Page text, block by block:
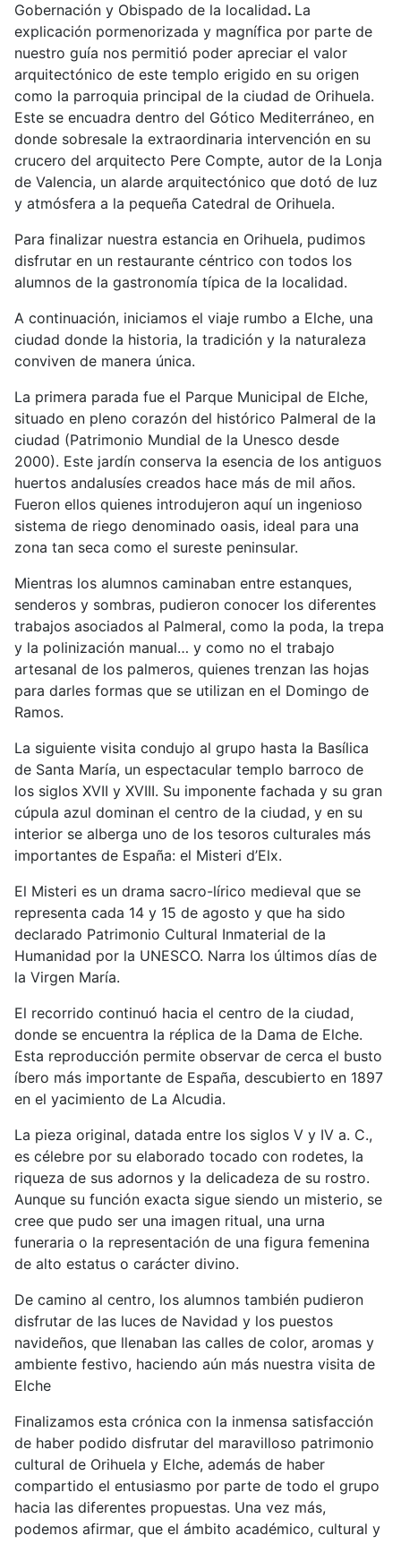
Gobernación y Obispado de la localidad. La
explicación pormenorizada y magnífica por parte de
nuestro guía nos permitió poder apreciar el valor
arquitectónico de este templo erigido en su origen
como la parroquia principal de la ciudad de Orihuela.
Este se encuadra dentro del Gótico Mediterráneo, en
donde sobresale la extraordinaria intervención en su
crucero del arquitecto Pere Compte, autor de la Lonja
de Valencia, un alarde arquitectónico que dotó de luz
y atmósfera a la pequeña Catedral de Orihuela.
Para finalizar nuestra estancia en Orihuela, pudimos
disfrutar en un restaurante céntrico con todos los
alumnos de la gastronomía típica de la localidad.
A continuación, iniciamos el viaje rumbo a Elche, una
ciudad donde la historia, la tradición y la naturaleza
conviven de manera única.
La primera parada fue el Parque Municipal de Elche,
situado en pleno corazón del histórico Palmeral de la
ciudad (Patrimonio Mundial de la Unesco desde
2000). Este jardín conserva la esencia de los antiguos
huertos andalusíes creados hace más de mil años.
Fueron ellos quienes introdujeron aquí un ingenioso
sistema de riego denominado oasis, ideal para una
zona tan seca como el sureste peninsular.
Mientras los alumnos caminaban entre estanques,
senderos y sombras, pudieron conocer los diferentes
trabajos asociados al Palmeral, como la poda, la trepa
y la polinización manual… y como no el trabajo
artesanal de los palmeros, quienes trenzan las hojas
para darles formas que se utilizan en el Domingo de
Ramos.
La siguiente visita condujo al grupo hasta la Basílica
de Santa María, un espectacular templo barroco de
los siglos XVII y XVIII. Su imponente fachada y su gran
cúpula azul dominan el centro de la ciudad, y en su
interior se alberga uno de los tesoros culturales más
importantes de España: el Misteri d’Elx.
El Misteri es un drama sacro-lírico medieval que se
representa cada 14 y 15 de agosto y que ha sido
declarado Patrimonio Cultural Inmaterial de la
Humanidad por la UNESCO. Narra los últimos días de
la Virgen María.
El recorrido continuó hacia el centro de la ciudad,
donde se encuentra la réplica de la Dama de Elche.
Esta reproducción permite observar de cerca el busto
íbero más importante de España, descubierto en 1897
en el yacimiento de La Alcudia.
La pieza original, datada entre los siglos V y IV a. C.,
es célebre por su elaborado tocado con rodetes, la
riqueza de sus adornos y la delicadeza de su rostro.
Aunque su función exacta sigue siendo un misterio, se
cree que pudo ser una imagen ritual, una urna
funeraria o la representación de una figura femenina
de alto estatus o carácter divino.
De camino al centro, los alumnos también pudieron
disfrutar de las luces de Navidad y los puestos
navideños, que llenaban las calles de color, aromas y
ambiente festivo, haciendo aún más nuestra visita de
Elche
Finalizamos esta crónica con la inmensa satisfacción
de haber podido disfrutar del maravilloso patrimonio
cultural de Orihuela y Elche, además de haber
compartido el entusiasmo por parte de todo el grupo
hacia las diferentes propuestas. Una vez más,
podemos afirmar, que el ámbito académico, cultural y